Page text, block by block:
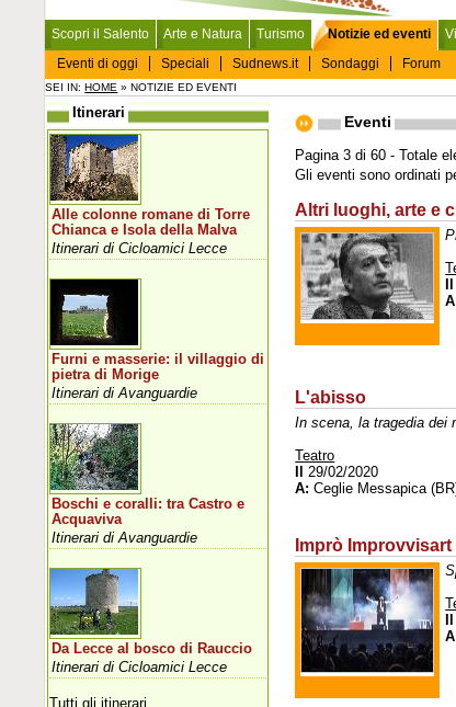
Scopri il Salento Arte e Natura Turismo
Notizie ed eventi
Eventi di oggi
Speciali Sudnews.it Sondaggi Forum
SEI IN:HOME » NOTIZIE ED EVENTI
Eventi
Pagina 3 di 60 - Totale
Gli eventi sono ordinati
Altri luoghi, arte e
L'abisso
In scena, la tragedia dei
Teatro
29/02/2020
A: Ceglie Messapica
Imprò
Itinerari
Alle colonne romane di Torre
Chianca e Isola della Malva
Itinerari di Cicloamici Lecce
Furni e masserie: il villaggio di
pietra di Morige
Itinerari di Avanguardie
Boschi e coralli: tra Castro e
Acquaviva
Itinerari di Avanguardie
Da Lecce al bosco di Rauccio
Itinerari di Cicloamici Lecce
Tutti gli itinerari